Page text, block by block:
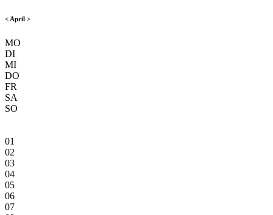
< April >
MO
DI
MI
DO
FR
SA
SO
01
02
03
04
05
06
07